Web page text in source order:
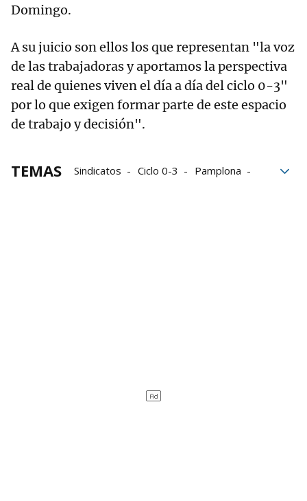
Domingo.
A su juicio son ellos los que representan "la voz
de las trabajadoras y aportamos la perspectiva
real de quienes viven el día a día del ciclo 0-3"
por lo que exigen formar parte de este espacio
de trabajo y decisión".
TEMAS Sindicatos Ciclo 0-3
Pamplona